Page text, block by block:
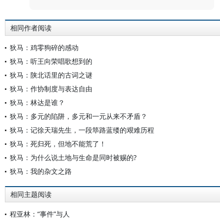
相同作者阅读
狄马：鸡零狗碎的感动
狄马：听王向荣唱歌想到的
狄马：陕北话里的古词之谜
狄马：作协制度与表达自由
狄马：林达是谁？
狄马：多元的陷阱，多元和一元从来不矛盾？
狄马：记徐天瑞先生，一段筚路蓝缕的艰难历程
狄马：死归死，但地不能荒了！
狄马：为什么说土地与生命是同时被赐的?
狄马：我的杂文之路
相同主题阅读
程亚林：“事件”与人